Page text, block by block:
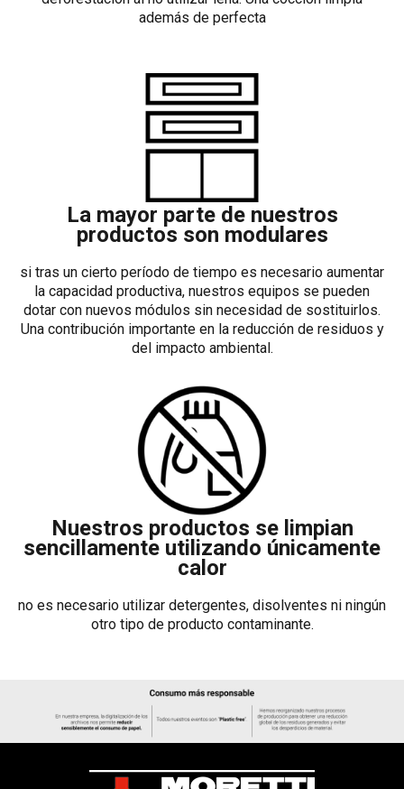
además de perfecta
La mayor parte de nuestros
productos son modulares
si tras un cierto período de tiempo es necesario aumentar
la capacidad productiva, nuestros equipos se pueden
dotar con nuevos módulos sin necesidad de sostituirlos.
Una contribución importante en la reducción de residuos y
del impacto ambiental.
Nuestros productos se limpian
sencillamente utilizando únicamente
calor
no es necesario utilizar detergentes, disolventes ni ningún
otro tipo de producto contaminante.